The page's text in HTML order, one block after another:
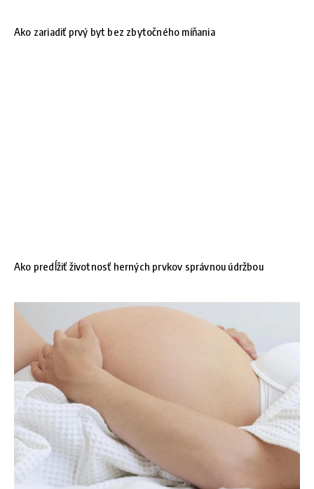
Ako zariadiť prvý byt bez zbytočného míňania
Ako predĺžiť životnosť herných prvkov správnou údržbou